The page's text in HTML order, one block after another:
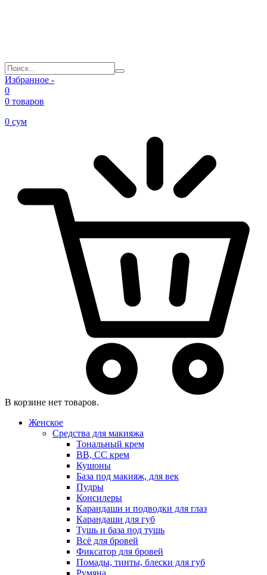
Избранное -
0
0 товаров
0 сум
В корзине нет товаров.
Женское
Средства для макияжа
Тональный крем
BB, CC крем
Кушоны
База под макияж, для век
Пудры
Консилеры
Карандаши и подводки для глаз
Карандаши для губ
Тушь и база под тушь
Всё для бровей
Фиксатор для бровей
Помады, тинты, блески для губ
Румяна